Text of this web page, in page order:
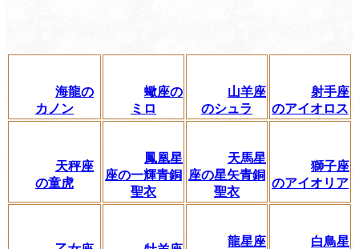
海龍の
カノン
蠍座の
ミロ
山羊座
のシュラ
射手座
のアイオロス
天秤座
の童虎
鳳凰星
座の一輝青銅
聖衣
天馬星
座の星矢青銅
聖衣
獅子座
のアイオリア
龍星座
白鳥星